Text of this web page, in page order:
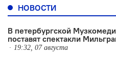
НОВОСТИ
В петербургской
поставят спектакли
19:32, 07 августа